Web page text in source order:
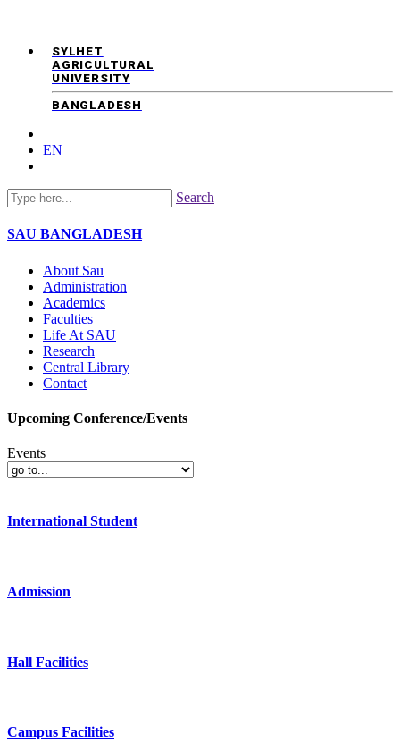
SYLHET
AGRICULTURAL
UNIVERSITY
BANGLADESH
EN
Search
SAU BANGLADESH
About Sau
Administration
Academics
Faculties
Life At SAU
Research
Central Library
Contact
Upcoming Conference/Events
Events
International Student
Admission
Hall Facilities
Campus Facilities